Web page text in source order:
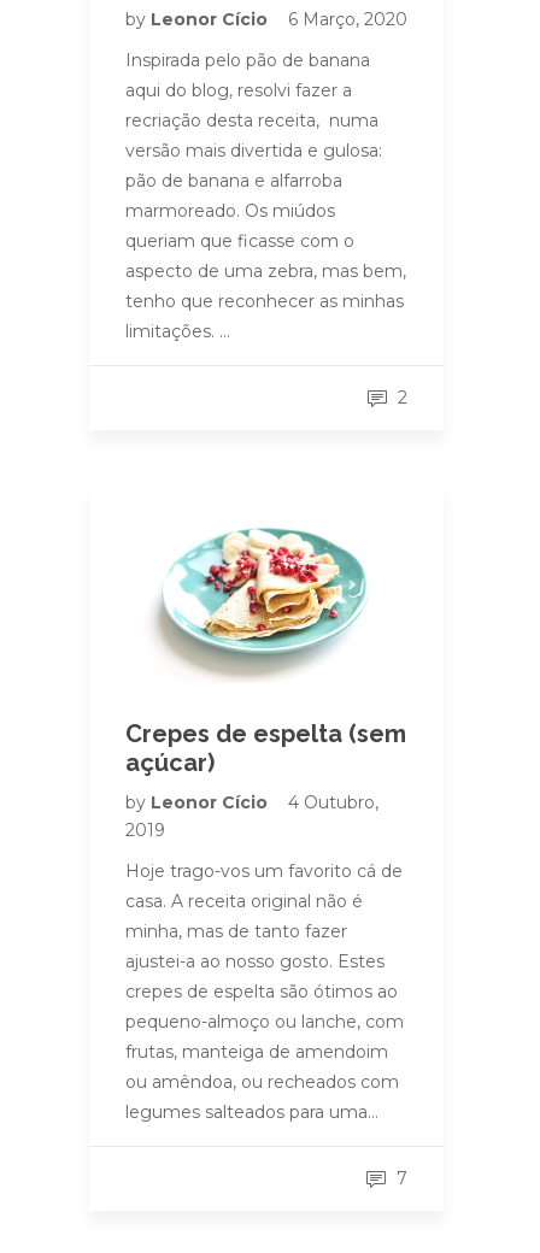
by Leonor Cício
6 Março, 2020
Inspirada pelo pão de banana
aqui do blog, resolvi fazer a
recriação desta receita, numa
versão mais divertida e gulosa:
pão de banana e alfarroba
marmoreado. Os miúdos
queriam que ficasse com o
aspecto de uma zebra, mas bem,
tenho que reconhecer as minhas
limitações. …
2
Crepes de espelta (sem
açúcar)
by Leonor Cício
4 Outubro,
2019
Hoje trago-vos um favorito cá de
casa. A receita original não é
minha, mas de tanto fazer
ajustei-a ao nosso gosto. Estes
crepes de espelta são ótimos ao
pequeno-almoço ou lanche, com
frutas, manteiga de amendoim
ou amêndoa, ou recheados com
legumes salteados para uma…
7